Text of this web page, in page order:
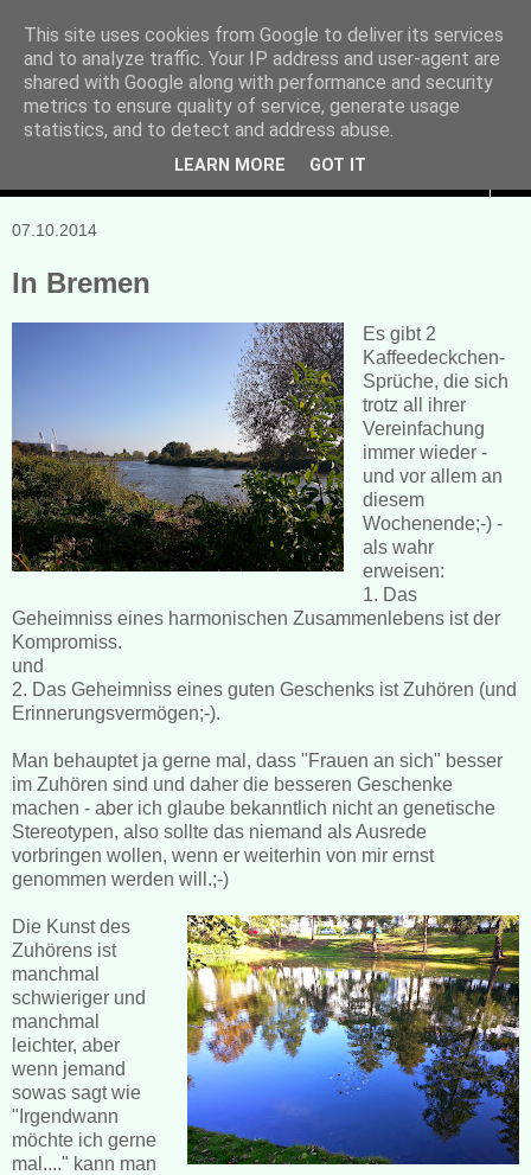
Manuela Sonntag
Bücher, Blogs & mehr
07.10.2014
In Bremen
Es gibt 2
Kaffeedeckchen-
Sprüche, die sich
trotz all ihrer
Vereinfachung
immer wieder -
und vor allem an
diesem
Wochenende;-) -
als wahr
erweisen:
1. Das
Geheimniss eines harmonischen Zusammenlebens ist der
Kompromiss.
und
2. Das Geheimniss eines guten Geschenks ist Zuhören (und
Erinnerungsvermögen;-).
Man behauptet ja gerne mal, dass "Frauen an sich" besser
im Zuhören sind und daher die besseren Geschenke
machen - aber ich glaube bekanntlich nicht an genetische
Stereotypen, also sollte das niemand als Ausrede
vorbringen wollen, wenn er weiterhin von mir ernst
genommen werden will.;-)
Die Kunst des
Zuhörens ist
manchmal
schwieriger und
manchmal
leichter, aber
wenn jemand
sowas sagt wie
"Irgendwann
möchte ich gerne
mal...." kann man
This site uses cookies from Google to deliver its services
and to analyze traffic. Your IP address and user-agent are
shared with Google along with performance and security
metrics to ensure quality of service, generate usage
statistics, and to detect and address abuse.
LEARN MORE GOT IT